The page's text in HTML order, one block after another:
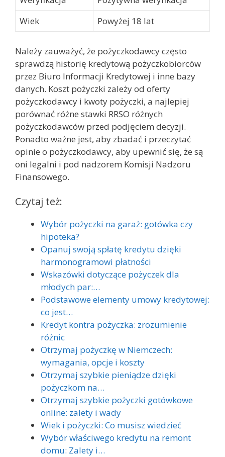
Wiek
Powyżej 18 lat
Należy zauważyć, że pożyczkodawcy często
sprawdzą historię kredytową pożyczkobiorców
przez Biuro Informacji Kredytowej i inne bazy
danych. Koszt pożyczki zależy od oferty
pożyczkodawcy i kwoty pożyczki, a najlepiej
porównać różne stawki RRSO różnych
pożyczkodawców przed podjęciem decyzji.
Ponadto ważne jest, aby zbadać i przeczytać
opinie o pożyczkodawcy, aby upewnić się, że są
oni legalni i pod nadzorem Komisji Nadzoru
Finansowego.
Czytaj też:
Wybór pożyczki na garaż: gotówka czy
hipoteka?
Opanuj swoją spłatę kredytu dzięki
harmonogramowi płatności
Wskazówki dotyczące pożyczek dla
młodych par:…
Podstawowe elementy umowy kredytowej:
co jest…
Kredyt kontra pożyczka: zrozumienie
różnic
Otrzymaj pożyczkę w Niemczech:
wymagania, opcje i koszty
Otrzymaj szybkie pieniądze dzięki
pożyczkom na…
Otrzymaj szybkie pożyczki gotówkowe
online: zalety i wady
Wiek i pożyczki: Co musisz wiedzieć
Wybór właściwego kredytu na remont
domu: Zalety i…